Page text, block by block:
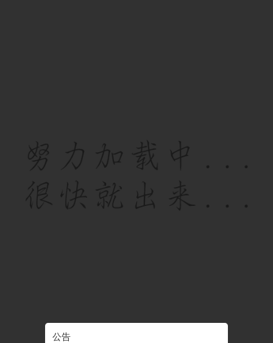
公告